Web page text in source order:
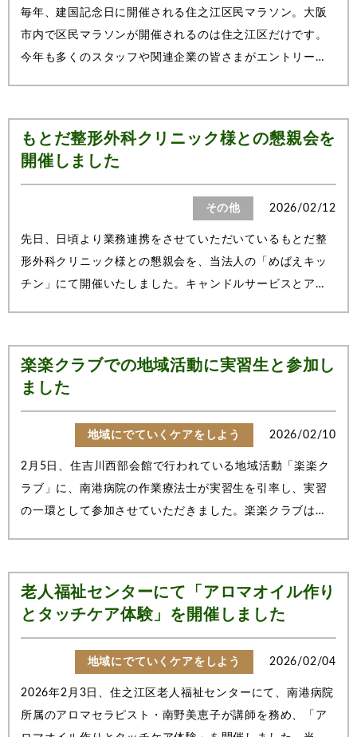
毎年、建国記念日に開催される住之江区民マラソン。大阪
市内で区民マラソンが開催されるのは住之江区だけです。
今年も多くのスタッフや関連企業の皆さまがエントリーし
もとだ整形外科クリニック様との懇親会を
開催しました
その他 2026/02/12
先日、日頃より業務連携をさせていただいているもとだ整
形外科クリニック様との懇親会を、当法人の「めばえキッ
チン」にて開催いたしました。キャンドルサービスとアヴ
楽楽クラブでの地域活動に実習生と参加し
ました
地域にでていくケアをしよう 2026/02/10
2月5日、住吉川西部会館で行われている地域活動「楽楽ク
ラブ」に、南港病院の作業療法士が実習生を引率し、実習
の一環として参加させていただきました。楽楽クラブは、
老人福祉センターにて「アロマオイル作り
とタッチケア体験」を開催しました
地域にでていくケアをしよう 2026/02/04
2026年2月3日、住之江区老人福祉センターにて、南港病院
所属のアロマセラピスト・南野美恵子が講師を務め、「ア